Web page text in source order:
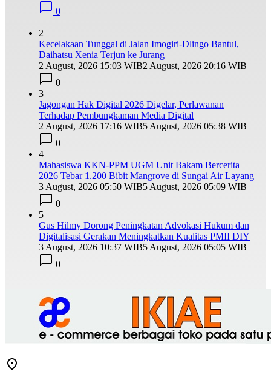
0
2
Kecelakaan Tunggal di Jalan Imogiri-Dlingo Bantul,
Daihatsu Xenia Terjun ke Jurang
2 August, 2026 15:03 WIB2 August, 2026 20:16 WIB
0
3
Jagongan Hak Digital 2026 Digelar, Perlawanan
Terhadap Pembungkaman Media Digital
2 August, 2026 17:16 WIB5 August, 2026 05:38 WIB
0
4
Mahasiswa KKN-PPM UGM Unit Bakam Bercerita
2026 Tebar 1.200 Bibit Mangrove di Sungai Air Layang
3 August, 2026 05:50 WIB5 August, 2026 05:09 WIB
0
5
Gus Hilmy Dorong Peningkatan Advokasi Hukum dan
Digitalisasi Gerakan Meningkatkan Kualitas PMII DIY
3 August, 2026 10:37 WIB5 August, 2026 05:05 WIB
0